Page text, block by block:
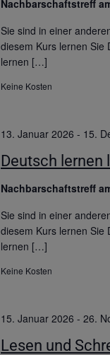
Nachbarschaftstreff
Sie sind in einer
diesem Kurs lernen Sie
lernen […]
Keine Kosten
Deutsch lernen
13. Januar 2026 - 15.
Nachbarschaftstreff
Sie sind in einer
diesem Kurs lernen Sie
lernen […]
Keine Kosten
Lesen und
15. Januar 2026 - 26.